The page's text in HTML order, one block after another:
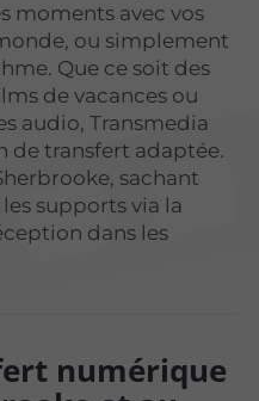
moments avec vos
ou simplement
Que ce soit des
de vacances ou
audio, Transmedia
de transfert adaptée.
sachant
supports via la
dans les
numérique